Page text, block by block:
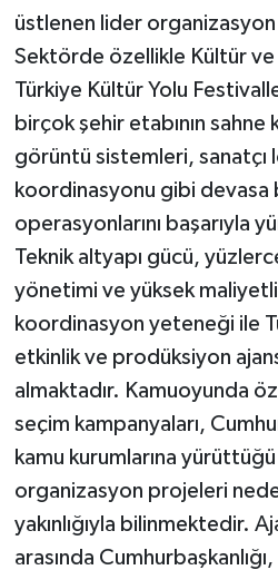
üstlenen lider
Sektörde özellikle Kültür ve
Türkiye Kültür Yolu
birçok şehir etabının sahne
görüntü sistemleri, sanatçı
koordinasyonu gibi devasa
operasyonlarını başarıyla
Teknik altyapı gücü,
yönetimi ve yüksek
koordinasyon yeteneği ile
etkinlik ve prodüksiyon
almaktadır. Kamuoyunda
seçim kampanyaları,
kamu kurumlarına yürüttüğü
organizasyon projeleri
yakınlığıyla bilinmektedir.
arasında